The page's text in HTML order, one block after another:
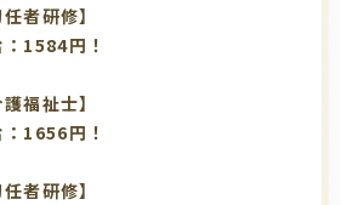
任者研修】
1584円！
介護福祉士】
1656円！
任者研修】